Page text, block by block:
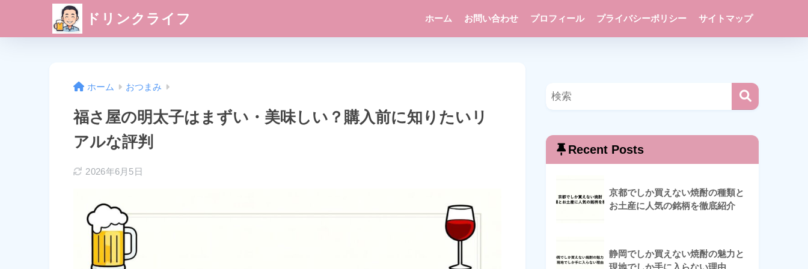
ドリンクライフ ホーム お問い合わせ プロフィール プライバシーポリシー サイトマップ
ホーム おつまみ
福さ屋の明太子はまずい・美味しい？購入前に知りたいリ
アルな評判
2026年6月5日
Recent Posts
京都でしか買えない焼酎の種類と
お土産に人気の銘柄を徹底紹介
静岡でしか買えない焼酎の魅力と